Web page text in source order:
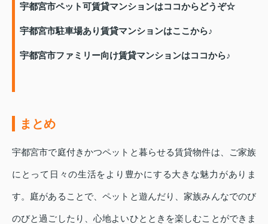
宇都宮市ペット可賃貸マンションはココからどうぞ☆
宇都宮市駐車場あり賃貸マンションはここから♪
宇都宮市ファミリー向け賃貸マンションはココから♪
まとめ
宇都宮市で庭付きかつペットと暮らせる賃貸物件は、ご家族
にとって日々の生活をより豊かにする大きな魅力がありま
す。庭があることで、ペットと遊んだり、家族みんなでのび
のびと過ごしたり、心地よいひとときを楽しむことができま